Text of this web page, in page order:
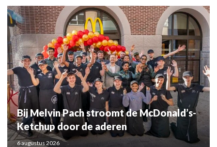
Bij Melvin Pach stroomt de McDonald’s-
Ketchup door de aderen
6 augustus 2026